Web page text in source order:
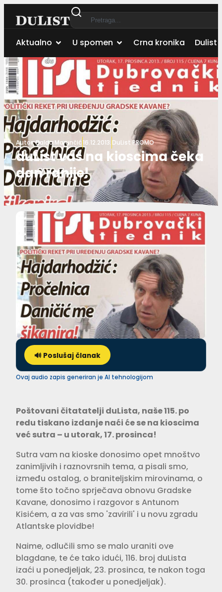
Aktualno U spomen Crna kronika Dulist
Autor:Baldo Marunčić16.12.2013.DuList PROMO
duList vas na kioscima čeka
dan ranije!
🔊 Poslušaj članak
Ovaj audio zapis generiran je AI tehnologijom
Poštovani čitatatelji duLista, naše 115. po
redu tiskano izdanje naći će se na kioscima
već sutra – u utorak, 17. prosinca!
Sutra vam na kioske donosimo opet mnoštvo
zanimljivih i raznovrsnih tema, a pisali smo,
između ostalog, o braniteljskim mirovinama, o
tome što točno sprječava obnovu Gradske
Kavane, donosimo i razgovor s Antunom
Kisićem, a za vas smo 'zavirili' i u novu zgradu
Atlantske plovidbe!
Naime, odlučili smo se malo uraniti ove
blagdane, te će tako idući, 116. broj duLista
izaći u ponedjeljak, 23. prosinca, te nakon toga
30. prosinca (također u ponedjeljak).